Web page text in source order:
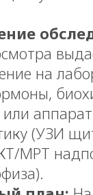
на
или
(УЗИ
МРТ